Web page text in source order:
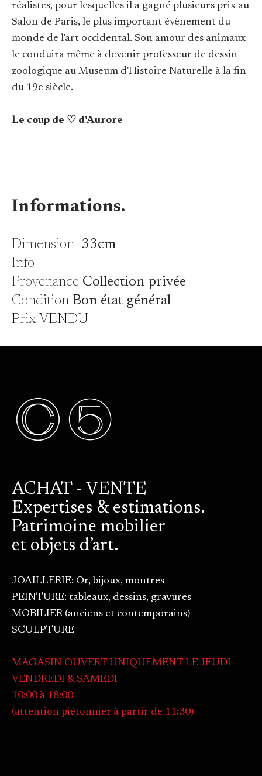
réalistes, pour lesquelles il a gagné plusieurs prix au
Salon de Paris, le plus important évènement du
monde de l'art occidental. Son amour des animaux
le conduira même à devenir professeur de dessin
zoologique au Museum d'Histoire Naturelle à la fin
du 19e siècle.
Le coup de ♡ d'Aurore
Informations.
Dimension33cm
Info
Provenance Collection privée
Condition Bon état général
Prix VENDU
ACHAT - VENTE
Expertises & estimations.
Patrimoine mobilier
et objets d’art.
JOAILLERIE: Or, bijoux, montres
PEINTURE: tableaux, dessins, gravures
MOBILIER (anciens et contemporains)
SCULPTURE
MAGASIN OUVERT UNIQUEMENT LE JEUDI
VENDREDI & SAMEDI
10:00 à 18:00
(attention piétonnier à partir de 11:30)